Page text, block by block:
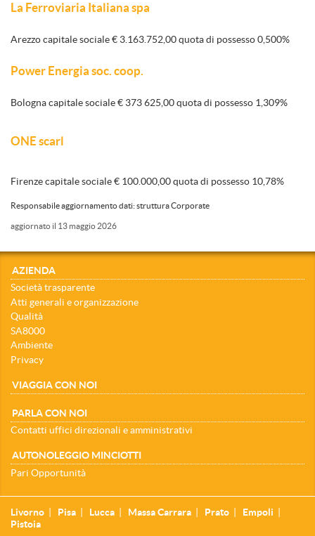
La Ferroviaria Italiana spa
Arezzo capitale sociale € 3.163.752,00 quota di possesso 0,500%
Power Energia soc. coop.
Bologna capitale sociale € 373 625,00 quota di possesso 1,309%
ONE scarl
Firenze capitale sociale € 100.000,00 quota di possesso 10,78%
Responsabile aggiornamento dati: struttura Corporate
aggiornato il 13 maggio 2026
AZIENDA
Società trasparente
Atti generali e organizzazione
Qualità
SA8000
Ambiente
Privacy
VIAGGIA CON NOI
PARLA CON NOI
Contatti uffici direzionali e amministrativi
AUTONOLEGGIO MINCIOTTI
Pari Opportunità
Livorno Pisa Lucca Massa Carrara Prato
Empoli
Pistoia